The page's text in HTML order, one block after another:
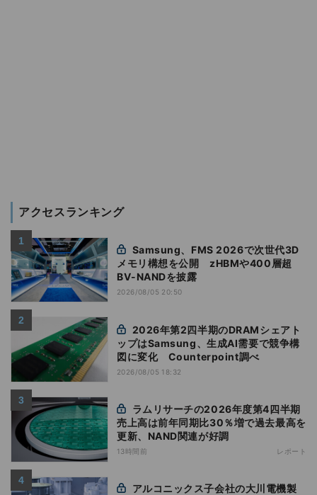
アクセスランキング
メモリ構想を公開 zHBMや400層超
BV-NANDを披露
2026/08/05 20:50
ップはSamsung、生成AI需要で競争構
図に変化 Counterpoint調べ
2026/08/05 18:32
売上高は前年同期比30％増で過去最高を
更新、NAND関連が好調
13時間前 レポート